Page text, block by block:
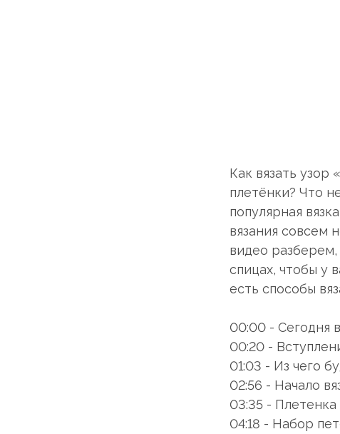
Как вязать узор
плетёнки? Что
популярная
вязания совсем
видео разберем,
спицах, чтобы у
есть способы
00:00 - Сегодня
00:20 -
01:03 - Из чего
02:56 - Начало
03:35 - Плетенка
04:18 - Набор